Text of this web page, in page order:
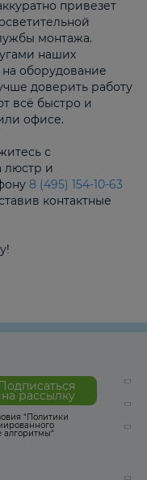
привезет
монтажа.
наших
оборудование
доверить работу
всё быстро и
офисе.
с
люстр и
8 (495) 154-10-63
контактные
на рассылку
“Политики
алгоритмы“